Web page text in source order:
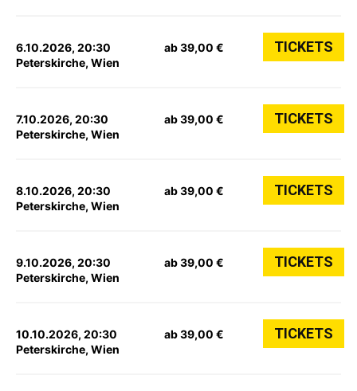
6.10.2026, 20:30
Peterskirche, Wien
ab 39,00 € TICKETS
7.10.2026, 20:30
Peterskirche, Wien
ab 39,00 € TICKETS
8.10.2026, 20:30
Peterskirche, Wien
ab 39,00 € TICKETS
9.10.2026, 20:30
Peterskirche, Wien
ab 39,00 € TICKETS
10.10.2026, 20:30
Peterskirche, Wien
ab 39,00 € TICKETS